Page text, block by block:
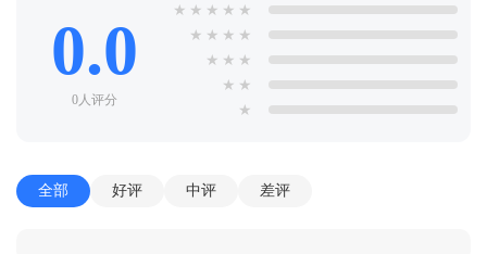
0.0
0人评分
★ ★ ★ ★ ★
★ ★ ★ ★
★ ★ ★
★ ★
★
全部 好评 中评 差评